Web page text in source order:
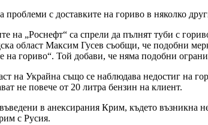
с доставките на гориво в няколко
на „Роснефт“ са спрели да пълнят туби с
област Максим Гусев съобщи, че подобни
на гориво“. Той добави, че няма подобни
на Украйна също се наблюдава недостиг на
не повече от 20 литра бензин на клиент.
в анексирания Крим, където възникна
с Русия.